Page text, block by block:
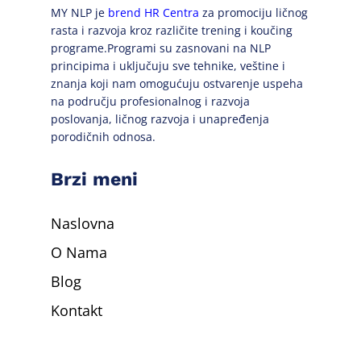
MY NLP je brend HR Centra za promociju ličnog
rasta i razvoja kroz različite trening i koučing
programe.Programi su zasnovani na NLP
principima i uključuju sve tehnike, veštine i
znanja koji nam omogućuju ostvarenje uspeha
na području profesionalnog i razvoja
poslovanja, ličnog razvoja i unapređenja
porodičnih odnosa.
Brzi meni
Naslovna
O Nama
Blog
Kontakt